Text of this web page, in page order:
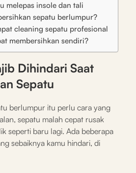
melepas insole dan tali
sepatu berlumpur?
cleaning sepatu profesional
membersihkan sendiri?
Dihindari Saat
Sepatu
berlumpur itu perlu cara yang
sepatu malah cepat rusak
seperti baru lagi. Ada beberapa
sebaiknya kamu hindari, di